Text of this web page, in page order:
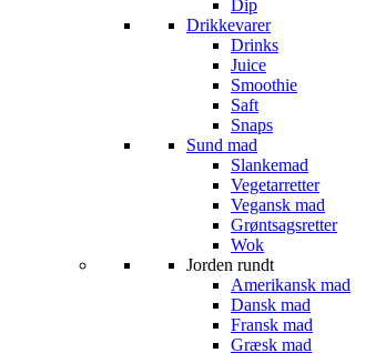
Dip
Drikkevarer
Drinks
Juice
Smoothie
Saft
Snaps
Sund mad
Slankemad
Vegetarretter
Vegansk mad
Grøntsagsretter
Wok
Jorden rundt
Amerikansk mad
Dansk mad
Fransk mad
Græsk mad